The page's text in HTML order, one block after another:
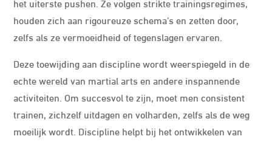
houden zich aan rigoureuze schema’s en zetten door,
zelfs als ze vermoeidheid of tegenslagen ervaren.
Deze toewijding aan discipline wordt weerspiegeld in de
echte wereld van martial arts en andere inspannende
activiteiten. Om succesvol te zijn, moet men consistent
trainen, zichzelf uitdagen en volharden, zelfs als de weg
moeilijk wordt. Discipline helpt bij het ontwikkelen van